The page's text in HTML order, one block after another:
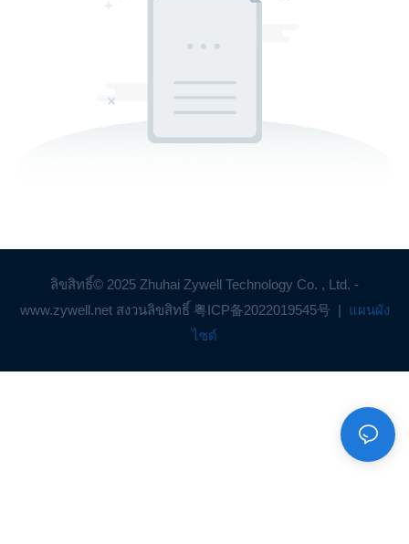
ลิขสิทธิ์© 2025 Zhuhai Zywell Technology Co. , Ltd. -
www.zywell.net สงวนลิขสิทธิ์ 粤ICP备2022019545号 | แผนผัง
ไซต์